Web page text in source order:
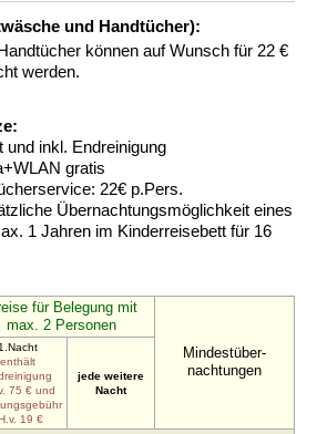
und Handtücher):
können auf Wunsch für 22 €
werden.
und inkl. Endreinigung
gratis
22€ p.Pers.
Übernachtungsmöglichkeit eines
1 Jahren im Kinderreisebett für 16
für Belegung mit
max. 2 Personen
Mindestüber-
nachtungen
1.Nacht
enthält
75 € und
19 €
jede weitere
Nacht